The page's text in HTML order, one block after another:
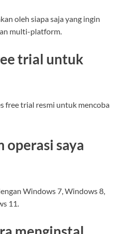
oleh siapa saja yang ingin
multi-platform.
trial untuk
free trial resmi untuk mencoba
operasi saya
Windows 7, Windows 8,
11.